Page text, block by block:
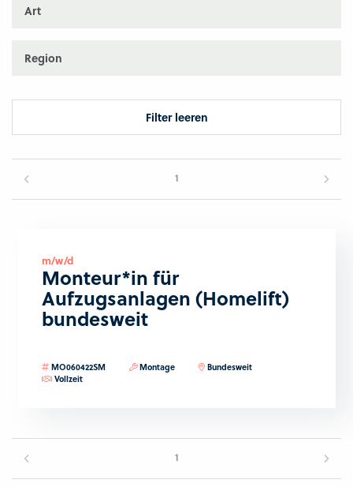
Art
Region
Filter leeren
1
m/w/d
Monteur*in für
Aufzugsanlagen (Homelift)
bundesweit
MO060422SM Montage
Bundesweit
Vollzeit
1